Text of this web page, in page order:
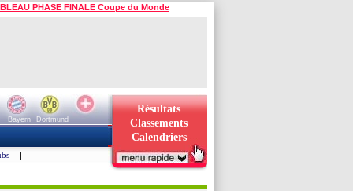
PHASE FINALE Coupe du Monde
Bayern
Dortmund
Résultats
Classements
Calendriers
|